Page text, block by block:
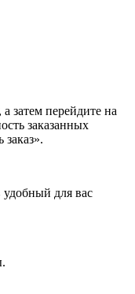
затем перейдите на
заказанных
для вас